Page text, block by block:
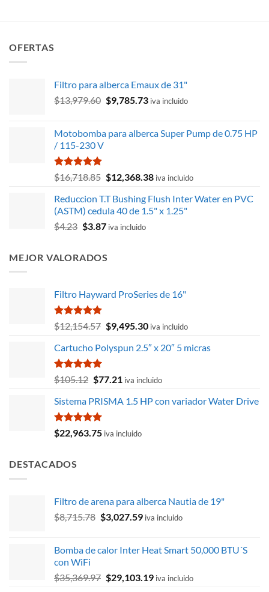
OFERTAS
Filtro para alberca Emaux de 31"
$13,979.60 El
era:
$9,785.73El
es:
iva incluido
Motobomba para alberca Super Pump de 0.75 HP
/ 115-230 V
Valorado
con
de 5
$16,718.85 El
original
era:
$16,718.85.
$12,368.38El
actual
es:
iva incluido
Reduccion T.T Bushing Flush Inter Water en PVC
(ASTM) cedula 40 de 1.5" x 1.25"
$4.23 El
era:
$3.87El
es:
iva incluido
MEJOR VALORADOS
Filtro Hayward ProSeries de 16"
Valorado
con
de 5
$12,154.57 El
original
$12,154.57.
$9,495.30El
actual
$9,495.30.
iva incluido
Cartucho Polyspun 2.5″ x 20″ 5 micras
Valorado
con
de 5
$105.12 El
original
era:
$105.12.
$77.21 El
actual
$77.21.
iva incluido
Sistema PRISMA 1.5 HP con variador Water Drive
Valorado
con
$22,963.75 iva incluido
DESTACADOS
Filtro de arena para alberca Nautia de 19"
$8,715.78 El
era:
$3,027.59El
es:
iva incluido
Bomba de calor Inter Heat Smart 50,000 BTU´S
con WiFi
$35,369.97 El
$29,103.19Eliva incluido